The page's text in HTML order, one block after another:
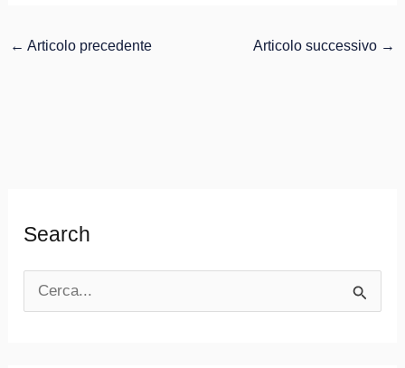
← Articolo precedente Articolo successivo →
Search